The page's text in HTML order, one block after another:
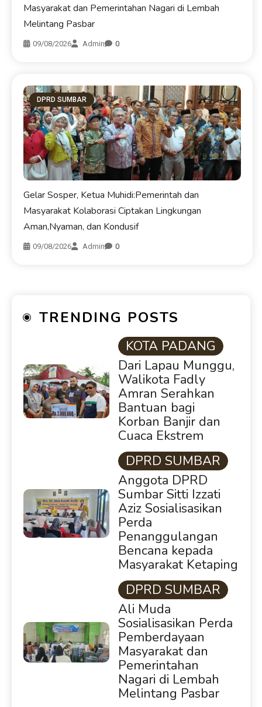
Masyarakat dan Pemerintahan Nagari di Lembah
Melintang Pasbar
09/08/2026 Admin 0
DPRD SUMBAR
Gelar Sosper, Ketua Muhidi:Pemerintah dan
Masyarakat Kolaborasi Ciptakan Lingkungan
Aman,Nyaman, dan Kondusif
09/08/2026 Admin 0
TRENDING POSTS
KOTA PADANG
Dari Lapau Munggu,
Walikota Fadly
Amran Serahkan
Bantuan bagi
Korban Banjir dan
Cuaca Ekstrem
DPRD SUMBAR
Anggota DPRD
Sumbar Sitti Izzati
Aziz Sosialisasikan
Perda
Penanggulangan
Bencana kepada
Masyarakat Ketaping
DPRD SUMBAR
Ali Muda
Sosialisasikan Perda
Pemberdayaan
Masyarakat dan
Pemerintahan
Nagari di Lembah
Melintang Pasbar